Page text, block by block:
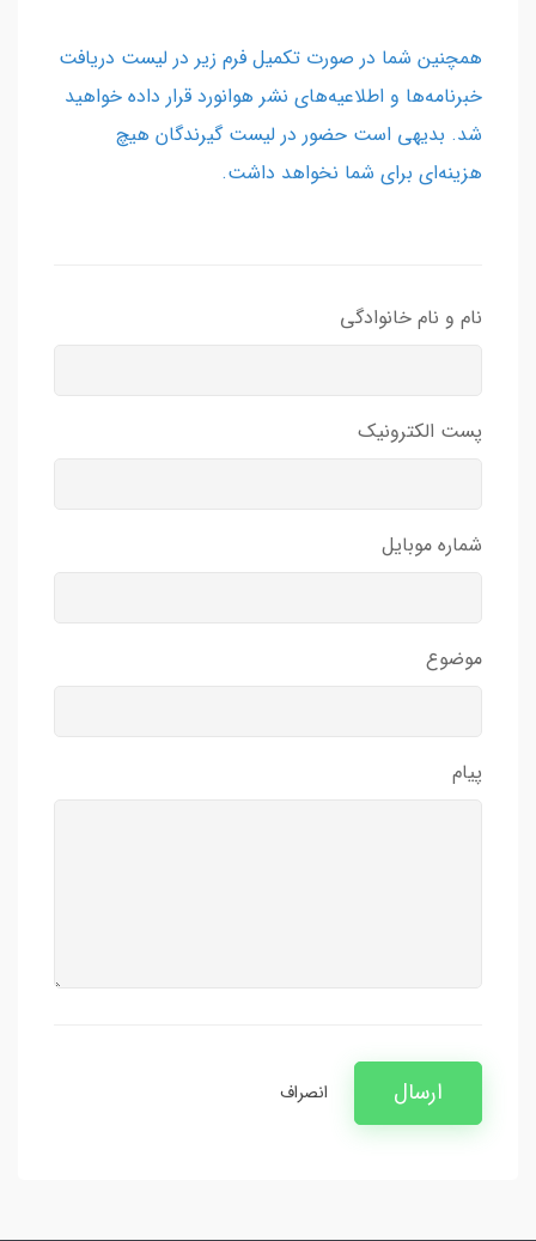
همچنین شما در صورت تکمیل فرم زیر در لیست دریافت
خبرنامه‌ها و اطلاعیه‌های نشر هوانورد قرار داده خواهید
شد. بدیهی است حضور در لیست گیرندگان هیچ
هزینه‌ای برای شما نخواهد داشت.
نام و نام خانوادگی
پست الکترونیک
شماره موبایل
موضوع
پیام
ارسال انصراف